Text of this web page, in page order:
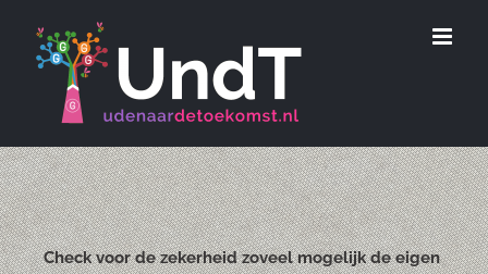
Check voor de zekerheid zoveel mogelijk de eigen